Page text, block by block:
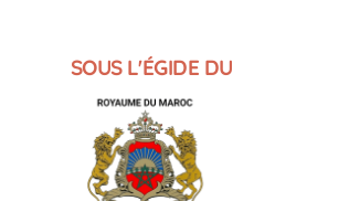
SOUS L'ÉGIDE DU